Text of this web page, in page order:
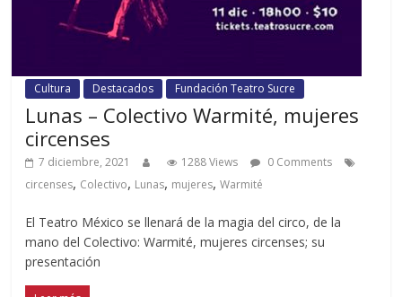
Cultura Destacados Fundación Teatro Sucre
Lunas – Colectivo Warmité, mujeres
circenses
7 diciembre, 2021 1288 Views
0 Comments
circenses, Colectivo, Lunas, mujeres,Warmité
El Teatro México se llenará de la magia del circo, de la
mano del Colectivo: Warmité, mujeres circenses; su
presentación